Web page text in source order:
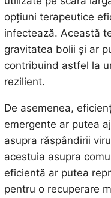
opțiuni terapeutice
infectează. Această
gravitatea bolii și ar
contribuind astfel la
rezilient.
De asemenea,
emergente ar putea
asupra răspândirii
acestuia asupra
eficientă ar putea
pentru o recuperare